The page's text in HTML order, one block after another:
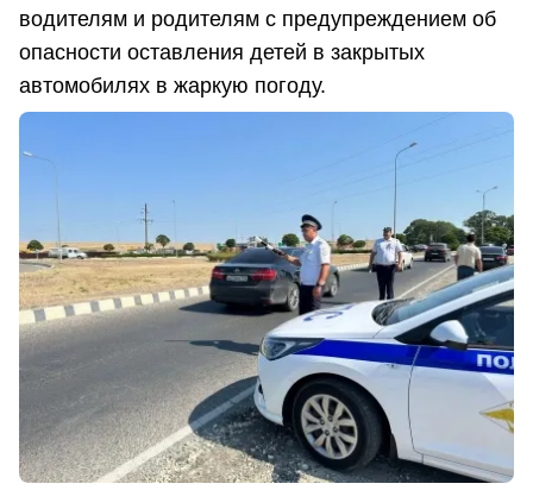
водителям и родителям с предупреждением об
опасности оставления детей в закрытых
автомобилях в жаркую погоду.